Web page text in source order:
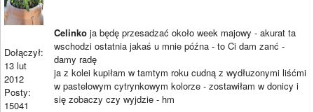
Dołączył:
13 lut
2012
Posty:
15041
Celinko ja będę przesadzać około week majowy - akurat ta
wschodzi ostatnia jakaś u mnie późna - to Ci dam zanć -
damy radę
ja z kolei kupiłam w tamtym roku cudną z wydłuzonymi liśćmi
w pastelowym cytrynkowym kolorze - zostawiłam w donicy i
się zobaczy czy wyjdzie - hm